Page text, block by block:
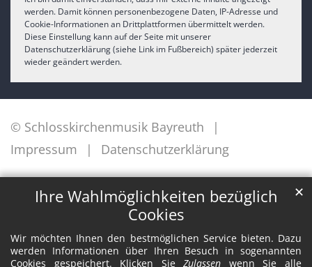
Ihre Wahlmöglichkeiten bezüglich
Cookies
Wir möchten Ihnen den bestmöglichen Service bieten. Dazu
werden Informationen über Ihren Besuch in sogenannten
Cookies gespeichert. Klicken SieZulassen wenn Sie alle
✕
werden. Damit können personenbezogene Daten, IP-Adresse und
Cookie-Informationen an Drittplattformen übermittelt werden.
Diese Einstellung kann auf der Seite mit unserer
Datenschutzerklärung (siehe Link im Fußbereich) später jederzeit
wieder geändert werden.
© Schlosskirchenmusik Bayreuth
Impressum
Datenschutzerklärung